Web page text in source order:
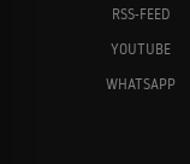
RSS-FEED
YOUTUBE
WHATSAPP